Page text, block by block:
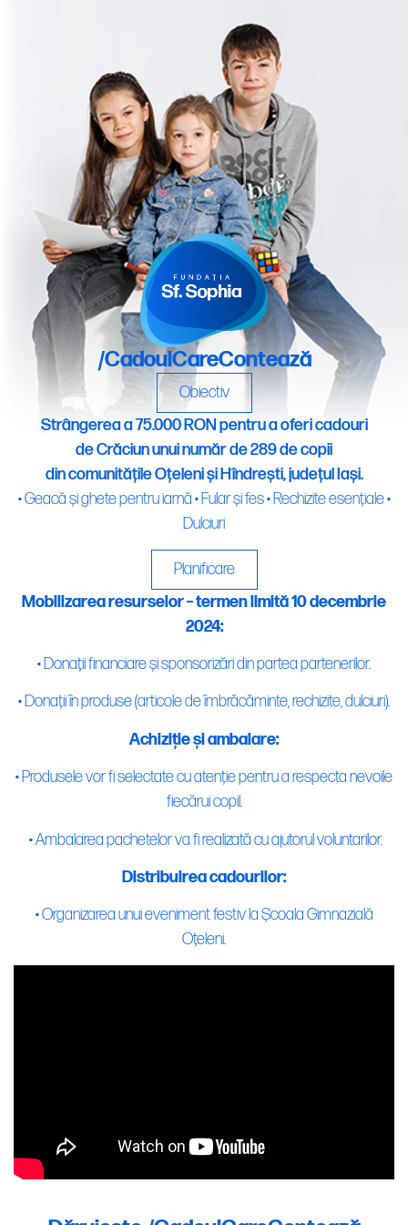
/CadoulCareContează
Obiectiv
Strângerea a 75.000 RON pentru a oferi cadouri
de Crăciun unui număr de 289 de copii
din comunitățile Oțeleni și Hîndrești, județul Iași.
• Geacă și ghete pentru iarnă • Fular și fes • Rechizite esențiale •
Dulciuri
Planificare
Mobilizarea resurselor – termen limită 10 decembrie
2024:
• Donații financiare și sponsorizări din partea partenerilor.
• Donații în produse (articole de îmbrăcăminte, rechizite, dulciuri).
Achiziție și ambalare:
• Produsele vor fi selectate cu atenție pentru a respecta nevoile
fiecărui copil.
• Ambalarea pachetelor va fi realizată cu ajutorul voluntarilor.
Distribuirea cadourilor:
• Organizarea unui eveniment festiv la Școala Gimnazială
Oțeleni.